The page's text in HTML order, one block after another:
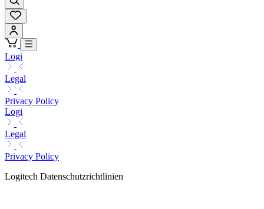
Logi
Legal
Privacy Policy
Logi
Legal
Privacy Policy
Logitech Datenschutzrichtlinien